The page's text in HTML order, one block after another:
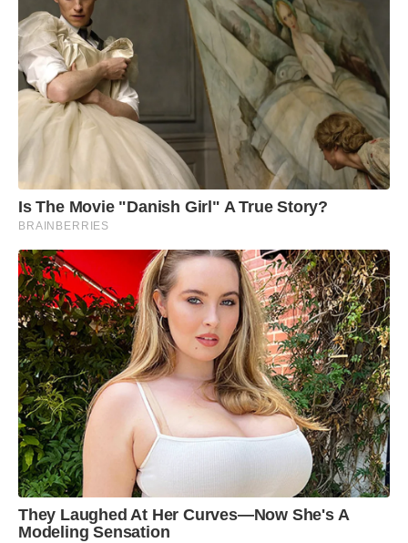
Is The Movie "Danish Girl" A True Story?
BRAINBERRIES
They Laughed At Her Curves—Now She's A
Modeling Sensation